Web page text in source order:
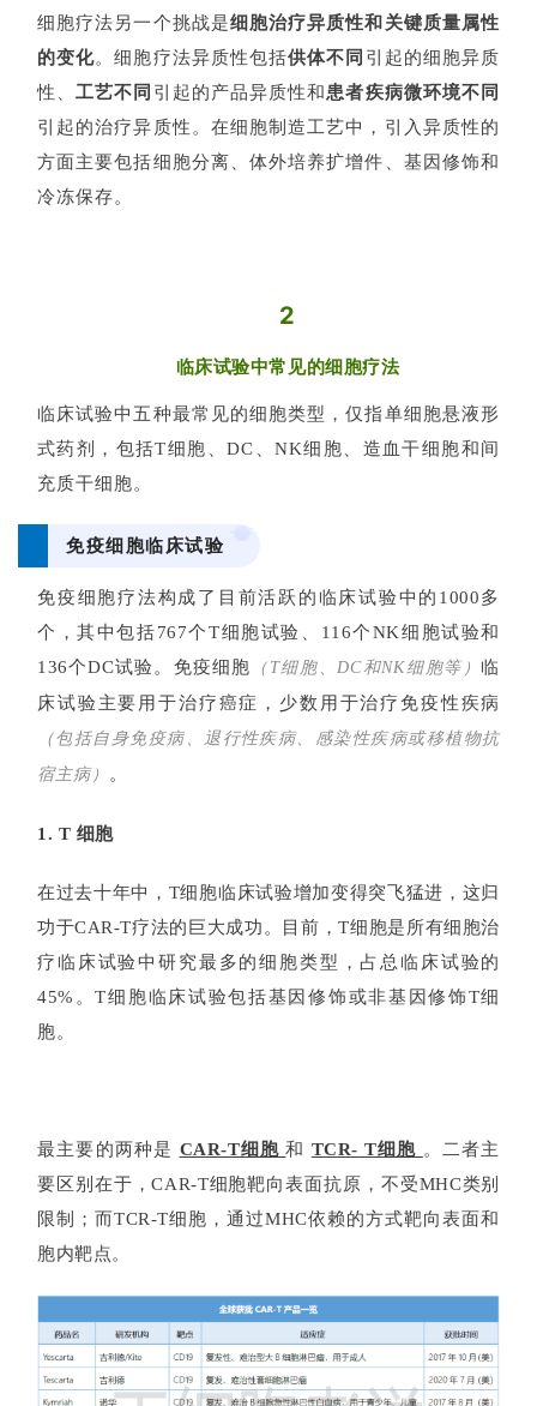
细胞疗法另一个挑战是细胞治疗异质性和关键质量属性
的变化。细胞疗法异质性包括供体不同 引起的细胞异质
性、工艺不同 引起的产品异质性和患者疾病微环境不同
引起的治疗异质性。在细胞制造工艺中，引入异质性的
方面主要包括细胞分离、体外培养扩增件、基因修饰和
冷冻保存。
2
临床试验中常见的细胞疗法
临床试验中五种最常见的细胞类型，仅指单细胞悬液形
式药剂， 包括T细胞、DC、NK细胞、造血干细胞和间
充质干细胞。
免疫细胞临床试验
免疫细胞疗法构成了目前活跃的临床试验中的1000多
个，其中包括767个T细胞试验、116个NK细胞试验和
136个DC试验。免疫细胞 （T细胞、DC和NK细胞等）临
床试验主要用于治疗癌症，少数用于治疗免疫性疾病
（包括自身免疫病、退行性疾病、感染性疾病或移植物抗
宿主病）
。
1. T 细胞
在过去十年中，T细胞临床试验增加变得突飞猛进，这归
功于CAR-T疗法的巨大成功。
目前，T细胞是所有细胞治
疗临床试验中研究最多的细胞类型，占总临床试验的
45%。T细胞临床试验包括基因修饰或非基因修饰T细
胞。
最主要的两种是 CAR-T细胞和 TCR- T细胞 。二者主
要区别在于，CAR-T细胞靶向表面抗原，不受MHC类别
限制；而TCR-T细胞，通过MHC依赖的方式靶向表面和
胞内靶点。